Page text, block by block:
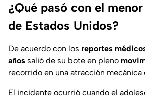
¿Qué pasó con el
de Estados Unidos?
De acuerdo con los reportes
años salió de su bote en pleno
recorrido en una atracción mecánica
El incidente ocurrió cuando el